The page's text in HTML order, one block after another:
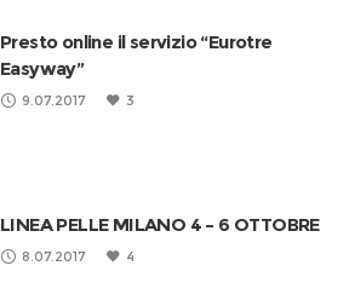
Presto online il servizio “Eurotre
Easyway”
9.07.2017 3
LINEA PELLE MILANO 4 – 6 OTTOBRE
8.07.2017 4